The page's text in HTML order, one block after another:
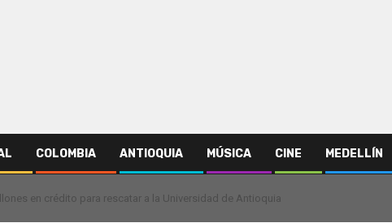
COLOMBIA ANTIOQUIA MÚSICA CINE MEDELLÍN
en crédito para rescatar a la Universidad de Antioquia